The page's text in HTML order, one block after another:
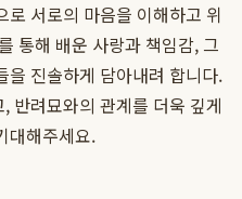
서로의 마음을 이해하고 위
통해 배운 사랑과 책임감, 그
을 진솔하게 담아내려 합니다.
반려묘와의 관계를 더욱 깊게
대해주세요.